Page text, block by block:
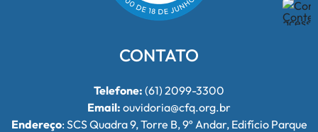
CONTATO
Telefone: (61) 2099-3300
Email: ouvidoria@cfq.org.br
Endereço: SCS Quadra 9, Torre B, 9º Andar, Edifício Parque